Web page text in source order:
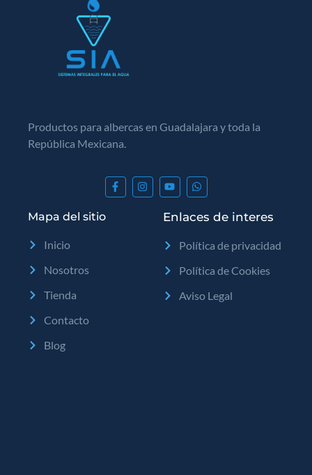
Productos para albercas en Guadalajara y toda la
República Mexicana.
Mapa del sitio
Inicio
Nosotros
Tienda
Contacto
Blog
Enlaces de interes
Política de privacidad
Política de Cookies
Aviso Legal